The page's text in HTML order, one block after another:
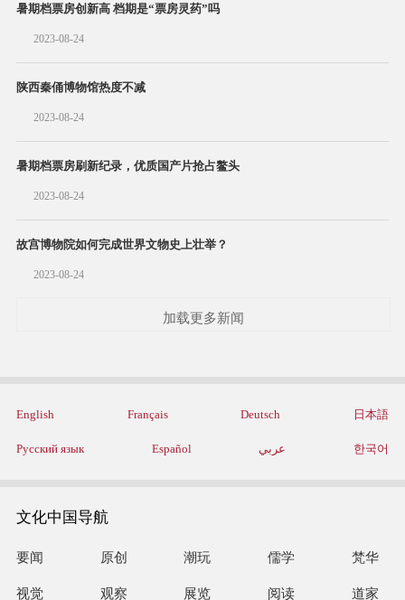
暑期档票房创新高 档期是“票房灵药”吗
2023-08-24
陕西秦俑博物馆热度不减
2023-08-24
暑期档票房刷新纪录，优质国产片抢占鳌头
2023-08-24
故宫博物院如何完成世界文物史上壮举？
2023-08-24
加载更多新闻
English Français Deutsch 日本語
Русский язык Español عربي 한국어
文化中国导航
要闻 原创 潮玩 儒学 梵华
视觉 观察 展览 阅读 道家